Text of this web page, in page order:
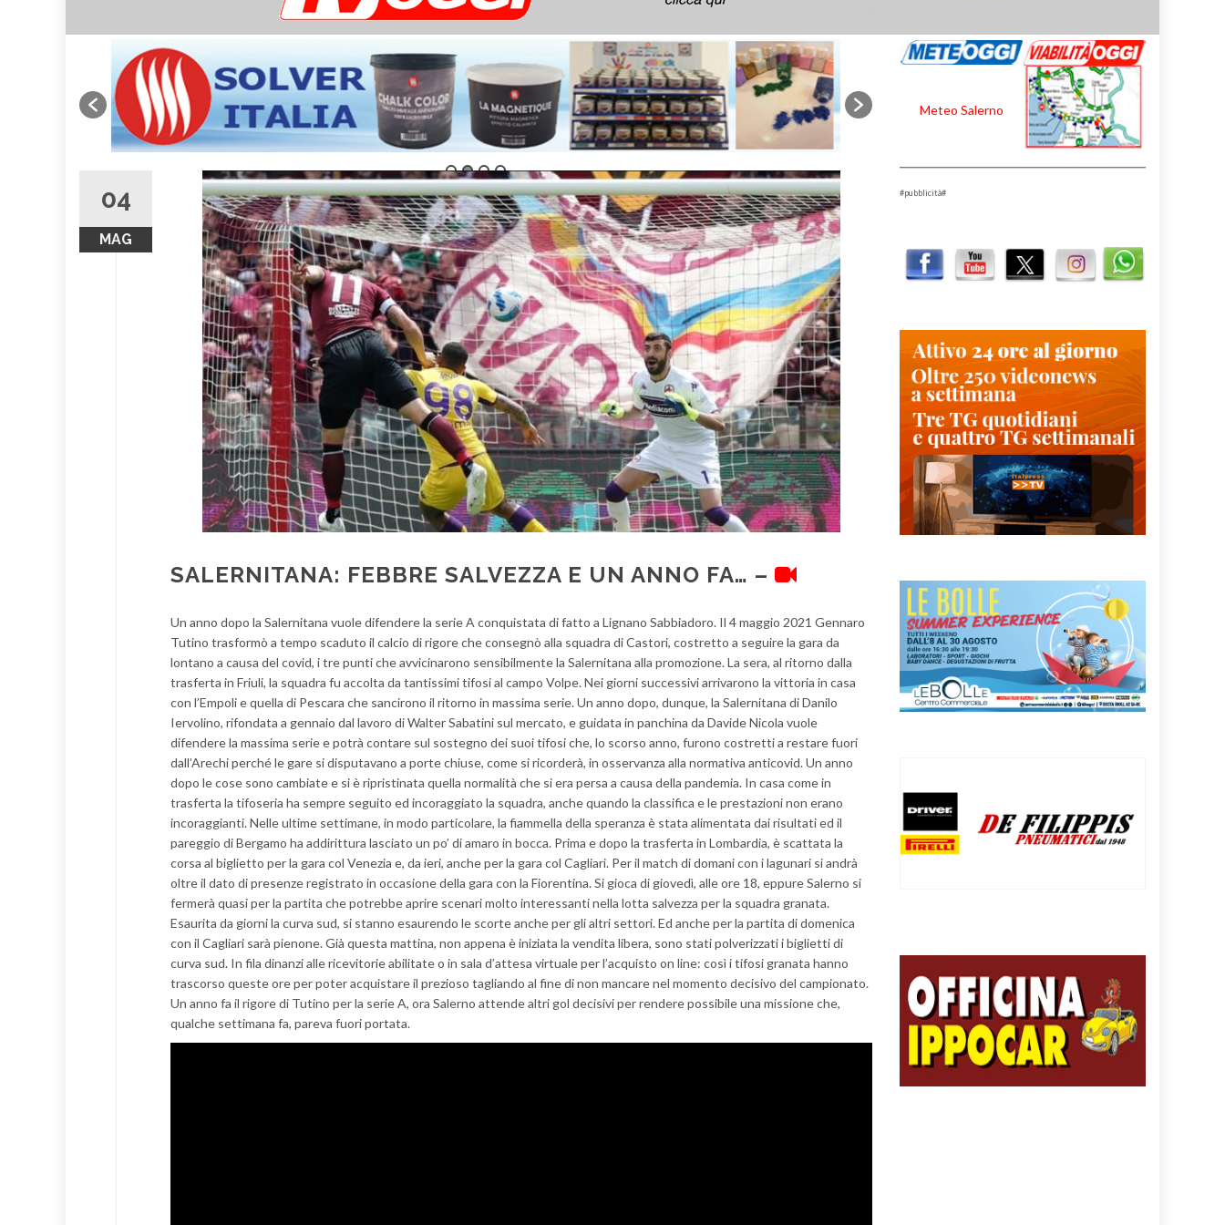
04
MAG
SALERNITANA: FEBBRE SALVEZZA E UN ANNO FA… –
Un anno dopo la Salernitana vuole difendere la serie A conquistata di fatto a Lignano Sabbiadoro. Il 4 maggio 2021 Gennaro
Tutino trasformò a tempo scaduto il calcio di rigore che consegnò alla squadra di Castori, costretto a seguire la gara da
lontano a causa del covid, i tre punti che avvicinarono sensibilmente la Salernitana alla promozione. La sera, al ritorno dalla
trasferta in Friuli, la squadra fu accolta da tantissimi tifosi al campo Volpe. Nei giorni successivi arrivarono la vittoria in casa
con l’Empoli e quella di Pescara che sancirono il ritorno in massima serie. Un anno dopo, dunque, la Salernitana di Danilo
Iervolino, rifondata a gennaio dal lavoro di Walter Sabatini sul mercato, e guidata in panchina da Davide Nicola vuole
difendere la massima serie e potrà contare sul sostegno dei suoi tifosi che, lo scorso anno, furono costretti a restare fuori
dall’Arechi perché le gare si disputavano a porte chiuse, come si ricorderà, in osservanza alla normativa anticovid. Un anno
dopo le cose sono cambiate e si è ripristinata quella normalità che si era persa a causa della pandemia. In casa come in
trasferta la tifoseria ha sempre seguito ed incoraggiato la squadra, anche quando la classifica e le prestazioni non erano
incoraggianti. Nelle ultime settimane, in modo particolare, la fiammella della speranza è stata alimentata dai risultati ed il
pareggio di Bergamo ha addirittura lasciato un po’ di amaro in bocca. Prima e dopo la trasferta in Lombardia, è scattata la
corsa al biglietto per la gara col Venezia e, da ieri, anche per la gara col Cagliari. Per il match di domani con i lagunari si andrà
oltre il dato di presenze registrato in occasione della gara con la Fiorentina. Si gioca di giovedì, alle ore 18, eppure Salerno si
fermerà quasi per la partita che potrebbe aprire scenari molto interessanti nella lotta salvezza per la squadra granata.
Esaurita da giorni la curva sud, si stanno esaurendo le scorte anche per gli altri settori. Ed anche per la partita di domenica
con il Cagliari sarà pienone. Già questa mattina, non appena è iniziata la vendita libera, sono stati polverizzati i biglietti di
curva sud. In fila dinanzi alle ricevitorie abilitate o in sala d’attesa virtuale per l’acquisto on line: così i tifosi granata hanno
trascorso queste ore per poter acquistare il prezioso tagliando al fine di non mancare nel momento decisivo del campionato.
Un anno fa il rigore di Tutino per la serie A, ora Salerno attende altri gol decisivi per rendere possibile una missione che,
qualche settimana fa, pareva fuori portata.
Meteo Salerno
#pubblicità#